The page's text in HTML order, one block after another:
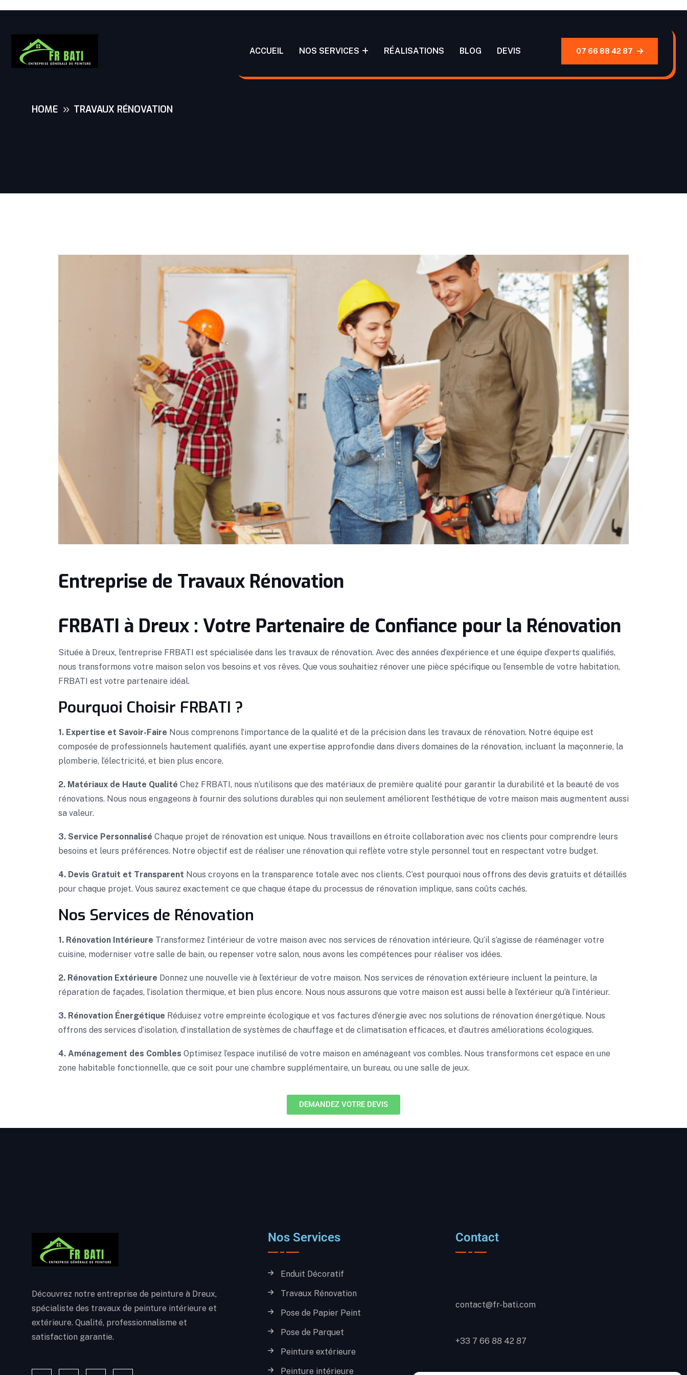
ACCUEIL NOS SERVICES RÉALISATIONS BLOG DEVIS 07 66 88 42 87
HOME TRAVAUX RÉNOVATION
Entreprise de Travaux Rénovation
FRBATI à Dreux : Votre Partenaire de Confiance pour la Rénovation
Située à Dreux, l’entreprise FRBATI est spécialisée dans les travaux de rénovation. Avec des années d’expérience et une équipe d’experts qualifiés,
nous transformons votre maison selon vos besoins et vos rêves. Que vous souhaitiez rénover une pièce spécifique ou l’ensemble de votre habitation,
FRBATI est votre partenaire idéal.
Pourquoi Choisir FRBATI ?
1. Expertise et Savoir-Faire Nous comprenons l’importance de la qualité et de la précision dans les travaux de rénovation. Notre équipe est
composée de professionnels hautement qualifiés, ayant une expertise approfondie dans divers domaines de la rénovation, incluant la maçonnerie, la
plomberie, l’électricité, et bien plus encore.
2. Matériaux de Haute Qualité Chez FRBATI, nous n’utilisons que des matériaux de première qualité pour garantir la durabilité et la beauté de vos
rénovations. Nous nous engageons à fournir des solutions durables qui non seulement améliorent l’esthétique de votre maison mais augmentent aussi
sa valeur.
3. Service Personnalisé Chaque projet de rénovation est unique. Nous travaillons en étroite collaboration avec nos clients pour comprendre leurs
besoins et leurs préférences. Notre objectif est de réaliser une rénovation qui reflète votre style personnel tout en respectant votre budget.
4. Devis Gratuit et Transparent Nous croyons en la transparence totale avec nos clients. C’est pourquoi nous offrons des devis gratuits et détaillés
pour chaque projet. Vous saurez exactement ce que chaque étape du processus de rénovation implique, sans coûts cachés.
Nos Services de Rénovation
1. Rénovation Intérieure Transformez l’intérieur de votre maison avec nos services de rénovation intérieure. Qu’il s’agisse de réaménager votre
cuisine, moderniser votre salle de bain, ou repenser votre salon, nous avons les compétences pour réaliser vos idées.
2. Rénovation Extérieure Donnez une nouvelle vie à l’extérieur de votre maison. Nos services de rénovation extérieure incluent la peinture, la
réparation de façades, l’isolation thermique, et bien plus encore. Nous nous assurons que votre maison est aussi belle à l’extérieur qu’à l’intérieur.
3. Rénovation Énergétique Réduisez votre empreinte écologique et vos factures d’énergie avec nos solutions de rénovation énergétique. Nous
offrons des services d’isolation, d’installation de systèmes de chauffage et de climatisation efficaces, et d’autres améliorations écologiques.
4. Aménagement des Combles Optimisez l’espace inutilisé de votre maison en aménageant vos combles. Nous transformons cet espace en une
zone habitable fonctionnelle, que ce soit pour une chambre supplémentaire, un bureau, ou une salle de jeux.
DEMANDEZ VOTRE DEVIS
Découvrez notre entreprise de peinture à Dreux,
spécialiste des travaux de peinture intérieure et
extérieure. Qualité, professionnalisme et
satisfaction garantie.
Nos Services
Enduit Décoratif
Travaux Rénovation
Pose de Papier Peint
Pose de Parquet
Peinture extérieure
Peinture intérieure
Contact
contact@fr-bati.com
+33 7 66 88 42 87